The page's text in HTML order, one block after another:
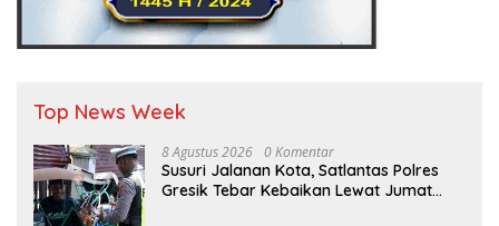
Top News Week
8 Agustus 2026 0 Komentar
Susuri Jalanan Kota, Satlantas Polres
Gresik Tebar Kebaikan Lewat Jumat